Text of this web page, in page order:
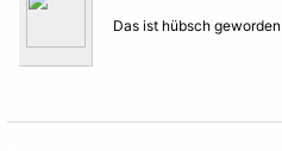
Das ist hübsch